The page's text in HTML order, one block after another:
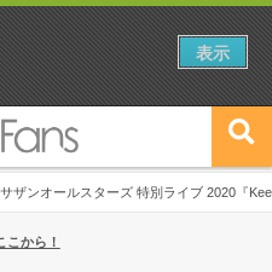
サザンオールスターズ 特別ライブ 2020『
半期編発表！
こから！
表示